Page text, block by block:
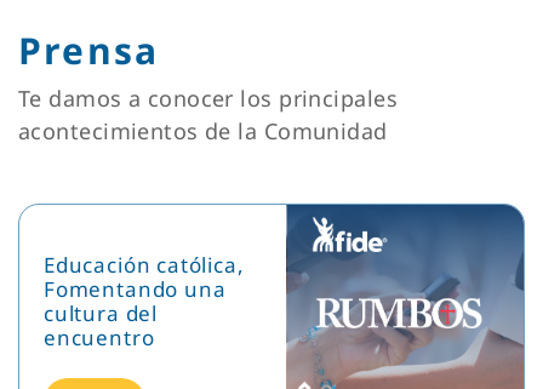
Prensa
Te damos a conocer los principales
acontecimientos de la Comunidad
Educación católica,
Fomentando una
cultura del
encuentro